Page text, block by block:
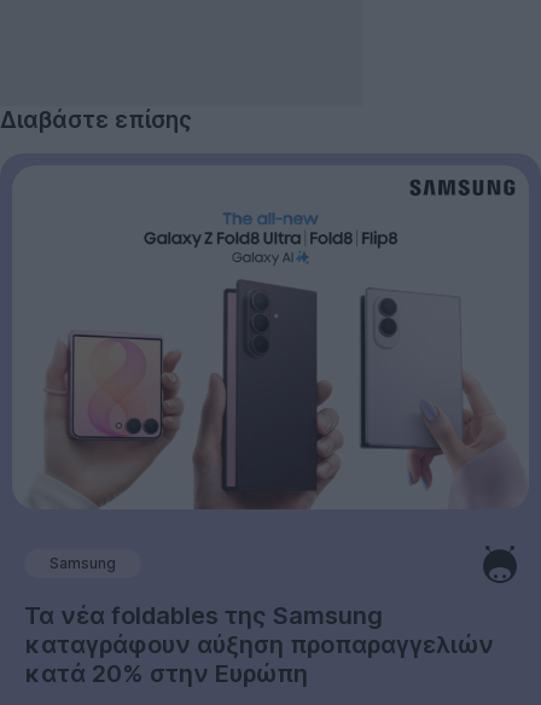
Διαβάστε επίσης
Samsung
Τα νέα foldables της Samsung
καταγράφουν αύξηση προπαραγγελιών
κατά 20% στην Ευρώπη